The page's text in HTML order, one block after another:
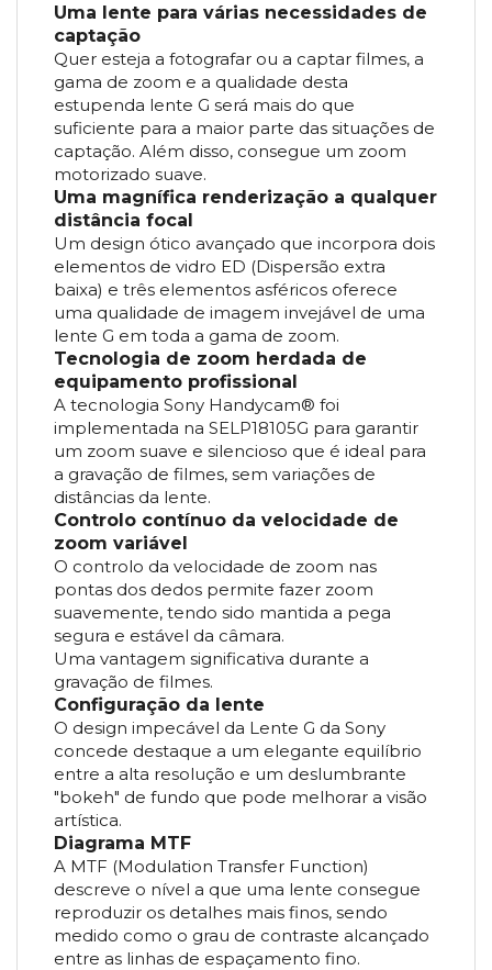
Uma lente para várias necessidades de
captação
Quer esteja a fotografar ou a captar filmes, a
gama de zoom e a qualidade desta
estupenda lente G será mais do que
suficiente para a maior parte das situações de
captação. Além disso, consegue um zoom
motorizado suave.
Uma magnífica renderização a qualquer
distância focal
Um design ótico avançado que incorpora dois
elementos de vidro ED (Dispersão extra
baixa) e três elementos asféricos oferece
uma qualidade de imagem invejável de uma
lente G em toda a gama de zoom.
Tecnologia de zoom herdada de
equipamento profissional
A tecnologia Sony Handycam® foi
implementada na SELP18105G para garantir
um zoom suave e silencioso que é ideal para
a gravação de filmes, sem variações de
distâncias da lente.
Controlo contínuo da velocidade de
zoom variável
O controlo da velocidade de zoom nas
pontas dos dedos permite fazer zoom
suavemente, tendo sido mantida a pega
segura e estável da câmara.
Uma vantagem significativa durante a
gravação de filmes.
Configuração da lente
O design impecável da Lente G da Sony
concede destaque a um elegante equilíbrio
entre a alta resolução e um deslumbrante
"bokeh" de fundo que pode melhorar a visão
artística.
Diagrama MTF
A MTF (Modulation Transfer Function)
descreve o nível a que uma lente consegue
reproduzir os detalhes mais finos, sendo
medido como o grau de contraste alcançado
entre as linhas de espaçamento fino.